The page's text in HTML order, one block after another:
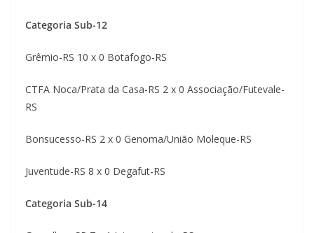
Categoria Sub-12
Grêmio-RS 10 x 0 Botafogo-RS
CTFA Noca/Prata da Casa-RS 2 x 0 Associação/Futevale-
RS
Bonsucesso-RS 2 x 0 Genoma/União Moleque-RS
Juventude-RS 8 x 0 Degafut-RS
Categoria Sub-14